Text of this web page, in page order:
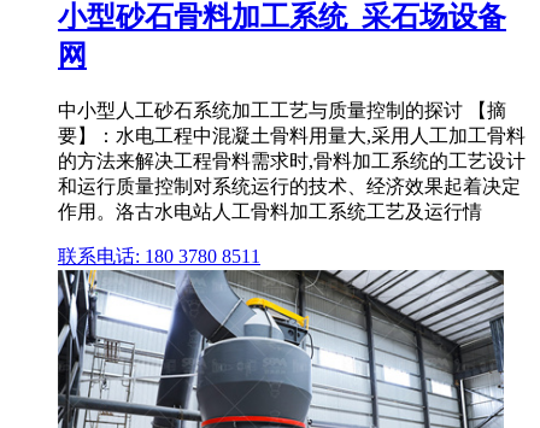
小型砂石骨料加工系统_采石场设备
网
中小型人工砂石系统加工工艺与质量控制的探讨 【摘
要】：水电工程中混凝土骨料用量大,采用人工加工骨料
的方法来解决工程骨料需求时,骨料加工系统的工艺设计
和运行质量控制对系统运行的技术、经济效果起着决定
作用。洛古水电站人工骨料加工系统工艺及运行情
联系电话: 180 3780 8511